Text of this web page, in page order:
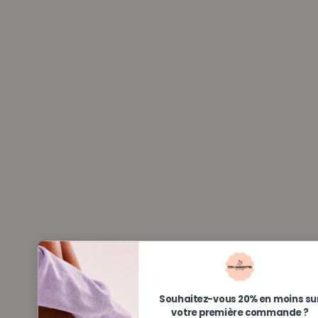
VOIR MON CODE
Non merci